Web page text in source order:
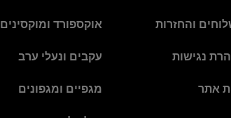
והחזרות
נגישות
אתר
אוקספורד ומוקסינים
עקבים ונעלי ערב
מגפיים ומגפונים